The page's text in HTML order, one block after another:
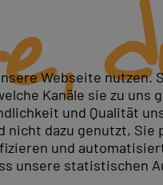
und T-SQL-
Webseite
Kanäle sie zu
und Qualität
dazu genutzt,
und
unsere